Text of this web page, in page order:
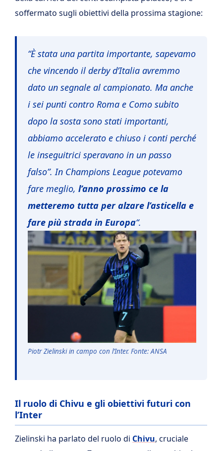
soffermato sugli obiettivi della prossima stagione:
“È stata una partita importante, sapevamo
che vincendo il derby d’Italia avremmo
dato un segnale al campionato. Ma anche
i sei punti contro Roma e Como subito
dopo la sosta sono stati importanti,
abbiamo accelerato e chiuso i conti perché
le inseguitrici speravano in un passo
falso”. In Champions League potevamo
fare meglio, l’anno prossimo ce la
metteremo tutta per alzare l’asticella e
fare più strada in Europa“.
Piotr Zielinski in campo con l’Inter. Fonte: ANSA
Il ruolo di Chivu e gli obiettivi futuri con
l’Inter
Zielinski ha parlato del ruolo di Chivu, cruciale